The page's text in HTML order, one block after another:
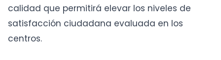
calidad que permitirá elevar los niveles de
satisfacción ciudadana evaluada en los
centros.